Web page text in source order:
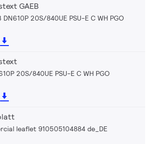
GAEB
20S/840UE PSU-E C WH PGO
20S/840UE PSU-E C WH PGO
leaflet 910505104884 de_DE